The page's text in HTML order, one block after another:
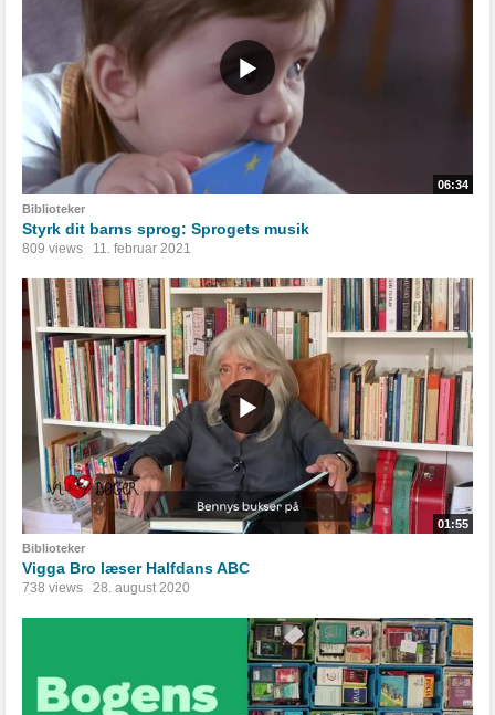
06:34
Biblioteker
Styrk dit barns sprog: Sprogets musik
809 views 11. februar 2021
01:55
Biblioteker
Vigga Bro læser Halfdans ABC
738 views 28. august 2020